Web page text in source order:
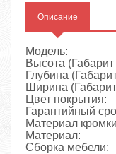
Описание
Модель:
Высота (Габарит
Глубина
Ширина
Цвет покрытия:
Гарантийный
Материал
Материал:
Сборка мебели: